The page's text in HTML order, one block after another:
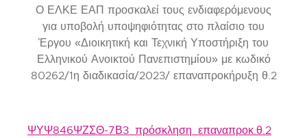
Ο ΕΛΚΕ ΕΑΠ προσκαλεί τους ενδιαφερόμενους
για υποβολή υποψηφιότητας στο πλαίσιο του
Έργου «Διοικητική και Τεχνική Υποστήριξη του
Ελληνικού Ανοικτού Πανεπιστημίου» με κωδικό
80262/1η διαδικασία/2023/ επαναπροκήρυξη θ.2
ΨΥΨ846ΨΖΣΘ-7Β3_πρόσκληση_επαναπροκ.θ.2